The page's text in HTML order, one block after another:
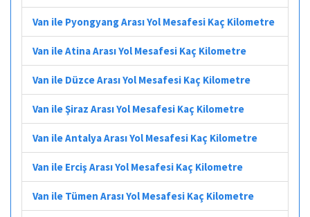
Van ile Pyongyang Arası Yol Mesafesi Kaç Kilometre
Van ile Atina Arası Yol Mesafesi Kaç Kilometre
Van ile Düzce Arası Yol Mesafesi Kaç Kilometre
Van ile Şiraz Arası Yol Mesafesi Kaç Kilometre
Van ile Antalya Arası Yol Mesafesi Kaç Kilometre
Van ile Erciş Arası Yol Mesafesi Kaç Kilometre
Van ile Tümen Arası Yol Mesafesi Kaç Kilometre